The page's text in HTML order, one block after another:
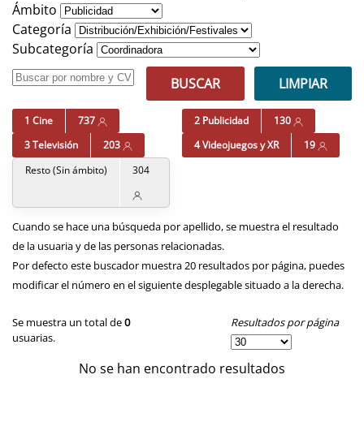
Ámbito
Categoría
Subcategoría
BUSCAR
LIMPIAR
1 Cine 737 2 Publicidad
130
3 Televisión
203 4 Videojuegos y XR
19
Resto (Sin ámbito)
304
Cuando se hace una búsqueda por apellido, se muestra el resultado
de la usuaria y de las personas relacionadas.
Por defecto este buscador muestra 20 resultados por página, puedes
modificar el número en el siguiente desplegable situado a la derecha.
Se muestra un total de0
usuarias.
Resultados por página
No se han encontrado resultados